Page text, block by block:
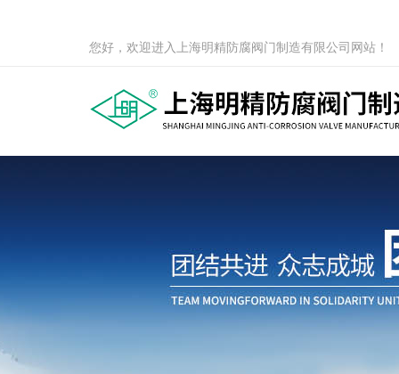
您好，欢迎进入上海明精防腐阀门制造有限公司网站！